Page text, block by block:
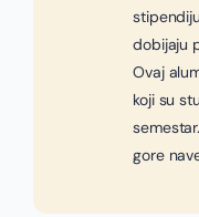
dobijaju
Ovaj
koji su
gore